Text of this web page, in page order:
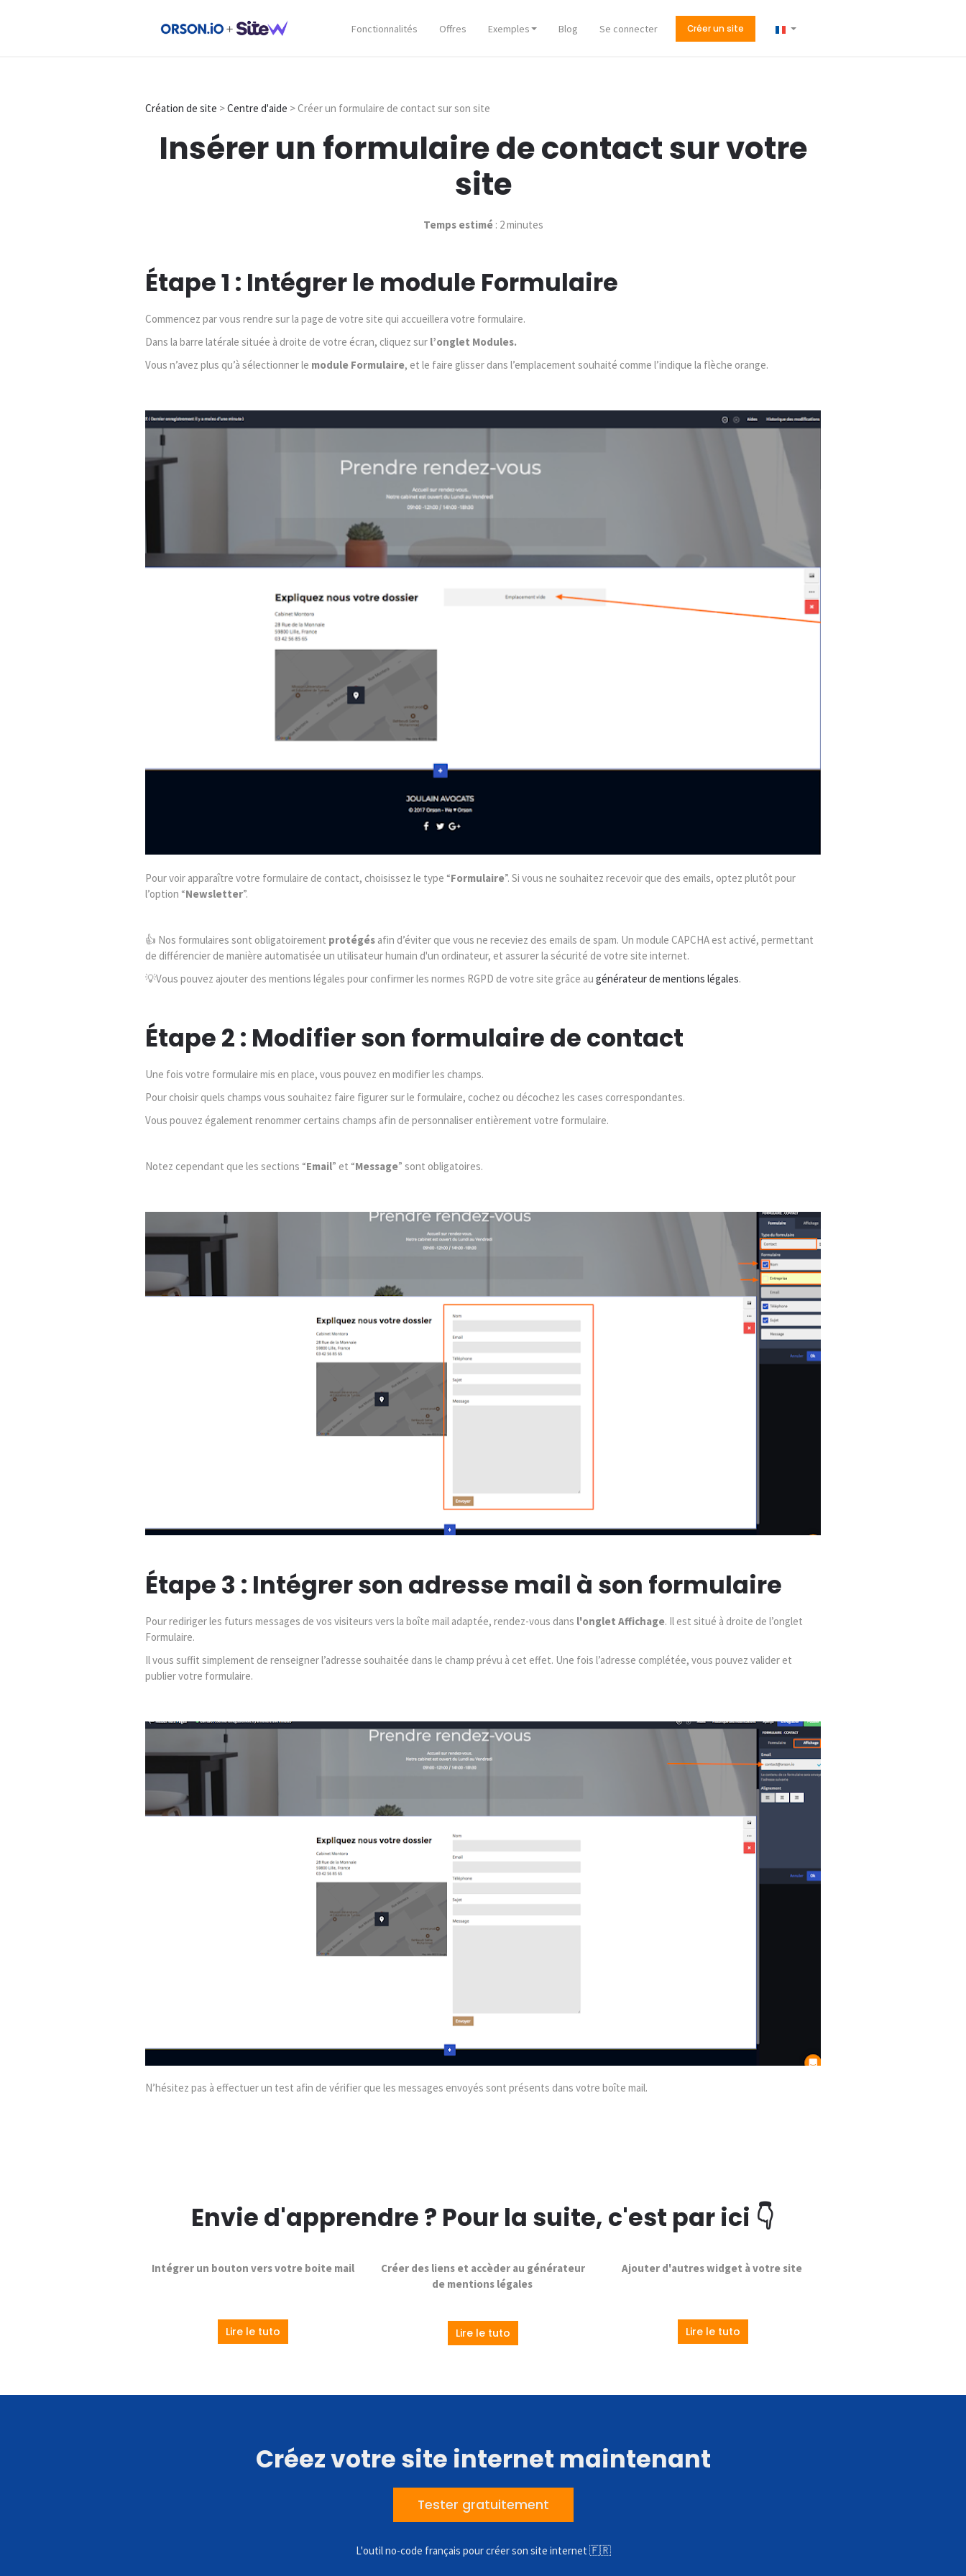
Fonctionnalités Offres Exemples Blog Se connecter Créer un site
Création de site >Centre d'aide > Créer un formulaire de contact sur son site
Insérer un formulaire de contact sur votre
site
Temps estimé: 2 minutes
Étape 1 : Intégrer le module Formulaire
Commencez par vous rendre sur la page de votre site qui accueillera votre formulaire.
Dans la barre latérale située à droite de votre écran, cliquez sur l’onglet Modules.
Vous n’avez plus qu’à sélectionner le module Formulaire, et le faire glisser dans l’emplacement souhaité comme l’indique la flèche orange.
Pour voir apparaître votre formulaire de contact, choisissez le type “Formulaire”. Si vous ne souhaitez recevoir que des emails, optez plutôt pour
l’option “Newsletter”.
👍 Nos formulaires sont obligatoirement protégés afin d’éviter que vous ne receviez des emails de spam. Un module CAPCHA est activé, permettant
de différencier de manière automatisée un utilisateur humain d'un ordinateur, et assurer la sécurité de votre site internet.
💡Vous pouvez ajouter des mentions légales pour confirmer les normes RGPD de votre site grâce au générateur de mentions légales.
Étape 2 : Modifier son formulaire de contact
Une fois votre formulaire mis en place, vous pouvez en modifier les champs.
Pour choisir quels champs vous souhaitez faire figurer sur le formulaire, cochez ou décochez les cases correspondantes.
Vous pouvez également renommer certains champs afin de personnaliser entièrement votre formulaire.
Notez cependant que les sections “Email” et “Message” sont obligatoires.
Étape 3 : Intégrer son adresse mail à son formulaire
Pour rediriger les futurs messages de vos visiteurs vers la boîte mail adaptée, rendez-vous dans l'onglet Affichage. Il est situé à droite de l’onglet
Formulaire.
Il vous suffit simplement de renseigner l’adresse souhaitée dans le champ prévu à cet effet. Une fois l’adresse complétée, vous pouvez valider et
publier votre formulaire.
N’hésitez pas à effectuer un test afin de vérifier que les messages envoyés sont présents dans votre boîte mail.
Envie d'apprendre ? Pour la suite, c'est par ici 👇
Intégrer un bouton vers votre boite mail
Lire le tuto
Créer des liens et accèder au générateur
de mentions légales
Lire le tuto
Ajouter d'autres widget à votre site
Lire le tuto
Créez votre site internet maintenant
Tester gratuitement
L'outil no-code français pour créer son site internet 🇫🇷